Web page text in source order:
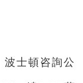
士頓咨詢公